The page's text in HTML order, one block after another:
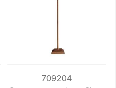
709204